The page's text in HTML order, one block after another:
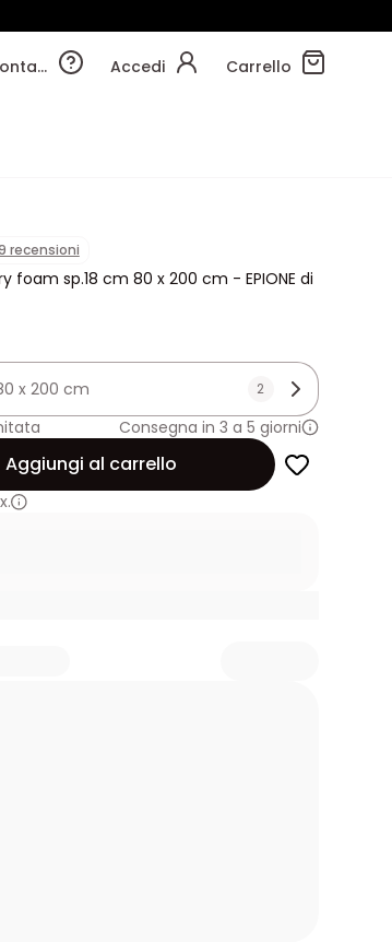
Aiuto e Contatti Accedi Carrello
recensioni
foam sp.18 cm 80 x 200 cm - EPIONE di
x 200 cm 2
Consegna in 3 a 5 giorni
Aggiungi al carrello